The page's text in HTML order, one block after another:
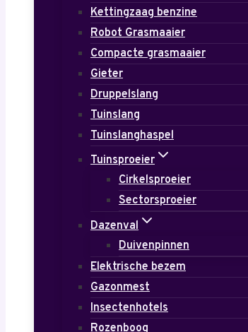
Kettingzaag benzine
Robot Grasmaaier
Compacte grasmaaier
Gieter
Druppelslang
Tuinslang
Tuinslanghaspel
Tuinsproeier
Cirkelsproeier
Sectorsproeier
Dazenval
Duivenpinnen
Elektrische bezem
Gazonmest
Insectenhotels
Rozenboog